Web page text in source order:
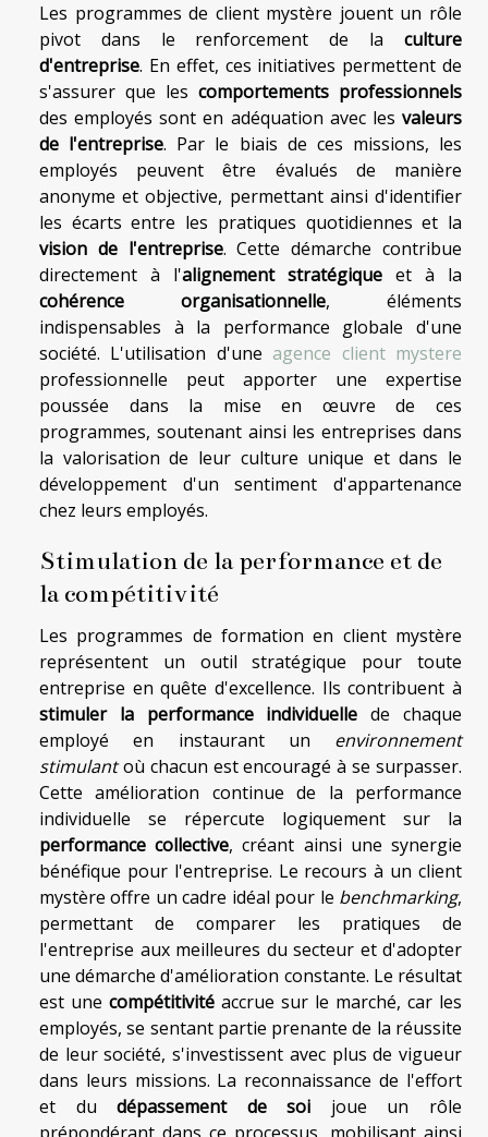
Les programmes de client mystère jouent un rôle
pivot dans le renforcement de la culture
d'entreprise. En effet, ces initiatives permettent de
s'assurer que les comportements professionnels
des employés sont en adéquation avec les valeurs
de l'entreprise. Par le biais de ces missions, les
employés peuvent être évalués de manière
anonyme et objective, permettant ainsi d'identifier
les écarts entre les pratiques quotidiennes et la
vision de l'entreprise. Cette démarche contribue
directement à l'alignement stratégique et à la
cohérence organisationnelle, éléments
indispensables à la performance globale d'une
société. L'utilisation d'une agence client mystere
professionnelle peut apporter une expertise
poussée dans la mise en œuvre de ces
programmes, soutenant ainsi les entreprises dans
la valorisation de leur culture unique et dans le
développement d'un sentiment d'appartenance
chez leurs employés.
Stimulation de la performance et de
la compétitivité
Les programmes de formation en client mystère
représentent un outil stratégique pour toute
entreprise en quête d'excellence. Ils contribuent à
stimuler la performance individuelle de chaque
employé en instaurant un environnement
stimulantoù chacun est encouragé à se surpasser.
Cette amélioration continue de la performance
individuelle se répercute logiquement sur la
performance collective, créant ainsi une synergie
bénéfique pour l'entreprise. Le recours à un client
mystère offre un cadre idéal pour le benchmarking,
permettant de comparer les pratiques de
l'entreprise aux meilleures du secteur et d'adopter
une démarche d'amélioration constante. Le résultat
est une compétitivité accrue sur le marché, car les
employés, se sentant partie prenante de la réussite
de leur société, s'investissent avec plus de vigueur
dans leurs missions. La reconnaissance de l'effort
et dudépassement de soi joue un rôle